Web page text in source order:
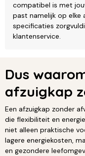
compatibel is met
past namelijk op elke
specificaties
klantenservice.
Dus
afzuigkap
Een afzuigkap zonder
die flexibiliteit en
niet alleen praktische
lagere energiekosten,
en gezondere